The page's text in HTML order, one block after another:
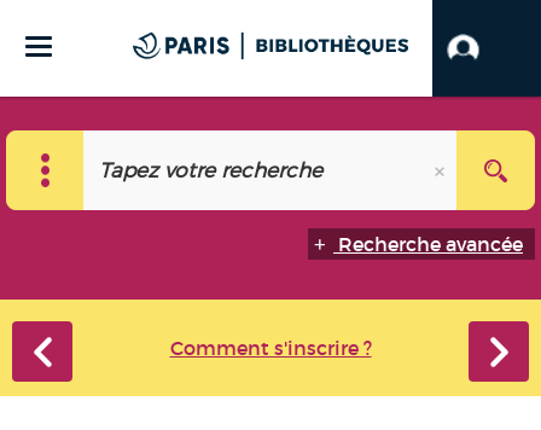
Recherche avancée
Comment s'inscrire ?